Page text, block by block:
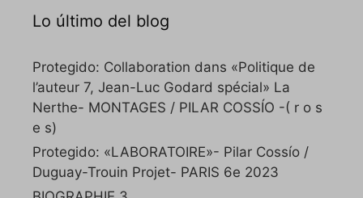
Lo último del blog
Protegido: Collaboration dans «Politique de
l’auteur 7, Jean-Luc Godard spécial» La
Nerthe- MONTAGES / PILAR COSSÍO -( r o s
e s)
Protegido: «LABORATOIRE»- Pilar Cossío /
Duguay-Trouin Projet- PARIS 6e 2023